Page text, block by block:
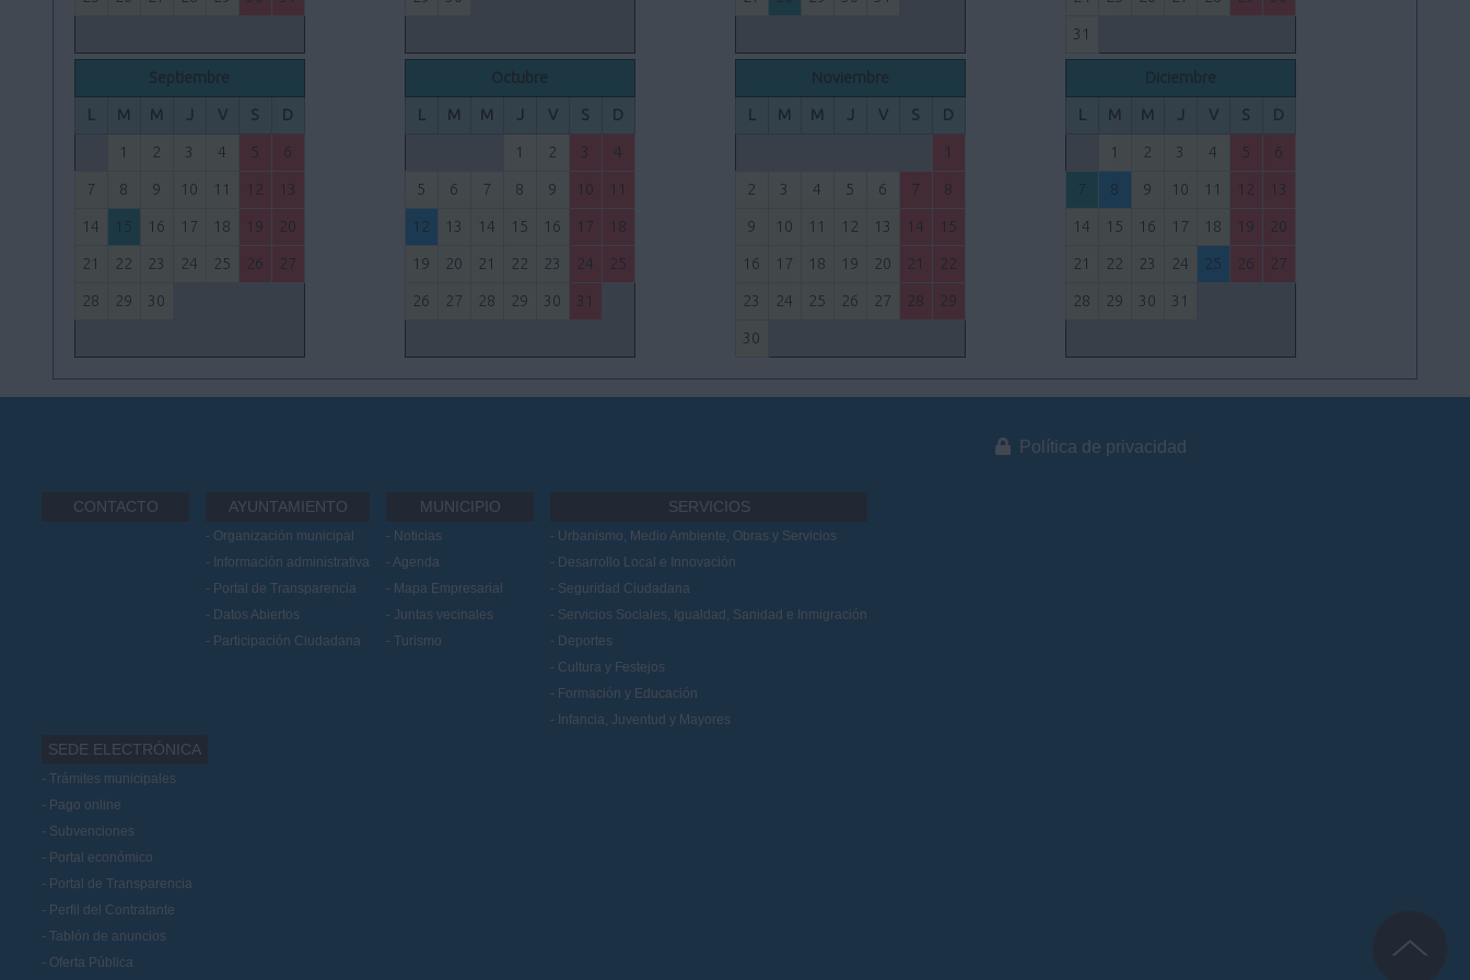
31
M M J V S D
1 2 3 4 5 6
7 8 9 10 11 12 13
14 16 17 18 19 20
21 22 23 24 25 26 27
28 29 30
M M J V S D
1 2 3 4
5 6 7 8 9 10 11
12 13 14 15 16 17 18
19 20 21 22 23 24 25
26 27 28 29 30 31
M M J V S D
1
2 3 4 5 6 7 8
9 10 11 12 13 14 15
16 17 18 19 20 21 22
23 24 25 26 27 28 29
30
M M J V S D
1 2 3 4 5 6
8 9 10 11 12 13
14 15 16 17 18 19 20
21 22 23 24 25 26 27
28 29 30 31
CONTACTO AYUNTAMIENTO
Organización municipal
Información administrativa
Portal de Transparencia
Datos Abiertos
Participación Ciudadana
MUNICIPIO
Noticias
Agenda
Mapa Empresarial
Juntas vecinales
Turismo
SERVICIOS
Urbanismo, Medio Ambiente, Obras y Servicios
Desarrollo Local e Innovación
Seguridad Ciudadana
Servicios Sociales, Igualdad, Sanidad e Inmigración
Deportes
Cultura y Festejos
Formación y Educación
Infancia, Juventud y Mayores
SEDE ELECTRÓNICA
Trámites municipales
Pago online
Subvenciones
Portal económico
Portal de Transparencia
Perfil del Contratante
Tablón de anuncios
Oferta Pública
Política de privacidad